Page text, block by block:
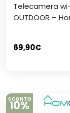
Telecamera
OUTDOOR –
69,90€
SCONTO
10%